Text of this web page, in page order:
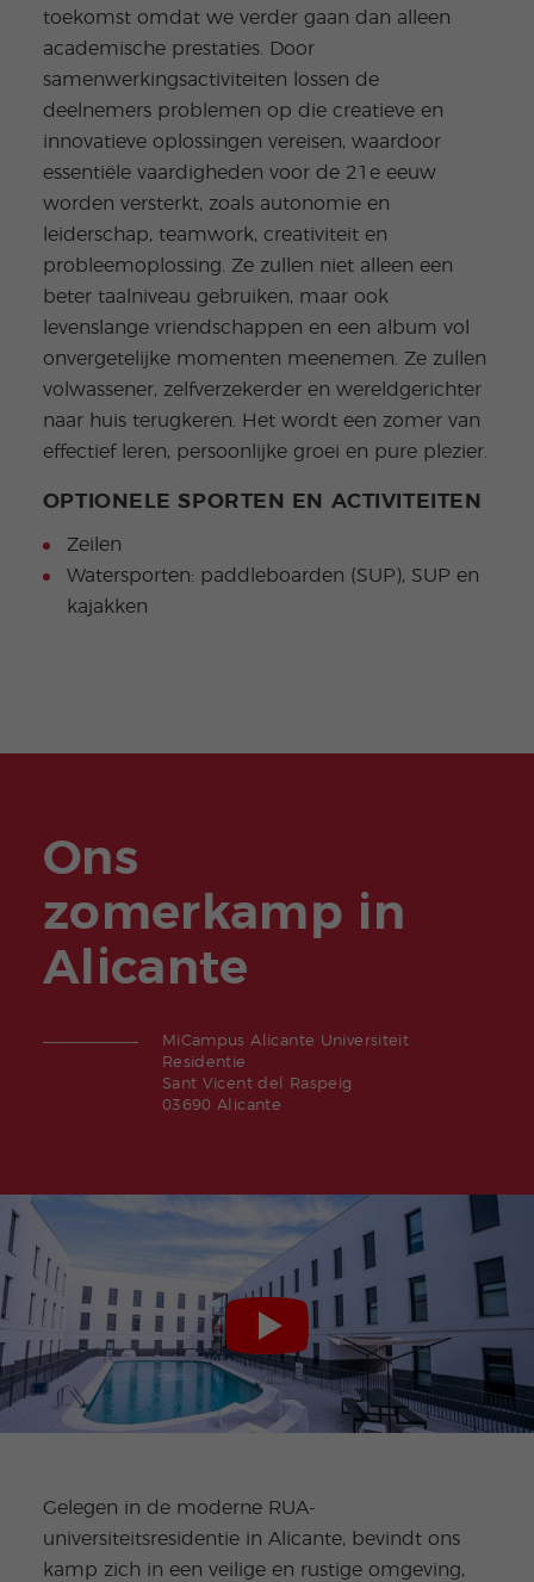
toekomst omdat we verder gaan dan alleen
academische prestaties. Door
samenwerkingsactiviteiten lossen de
deelnemers problemen op die creatieve en
innovatieve oplossingen vereisen, waardoor
essentiële vaardigheden voor de 21e eeuw
worden versterkt, zoals autonomie en
leiderschap, teamwork, creativiteit en
probleemoplossing. Ze zullen niet alleen een
beter taalniveau gebruiken, maar ook
levenslange vriendschappen en een album vol
onvergetelijke momenten meenemen. Ze zullen
volwassener, zelfverzekerder en wereldgerichter
naar huis terugkeren. Het wordt een zomer van
effectief leren, persoonlijke groei en pure plezier.
OPTIONELE SPORTEN EN ACTIVITEITEN
Zeilen
Watersporten: paddleboarden (SUP), SUP en
kajakken
Ons
zomerkamp in
Alicante
MiCampus Alicante Universiteit
Residentie
Sant Vicent del Raspeig
03690 Alicante
Gelegen in de moderne RUA-
universiteitsresidentie in Alicante, bevindt ons
kamp zich in een veilige en rustige omgeving,